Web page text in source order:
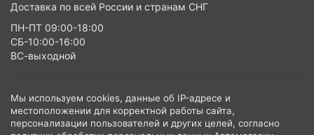
Доставка по всей России и странам СНГ
ПН-ПТ 09:00-18:00
СБ-10:00-16:00
ВС-выходной
Мы используем cookies, данные об IP-адресе и
местоположении для корректной работы сайта,
персонализации пользователей и других целей, согласно